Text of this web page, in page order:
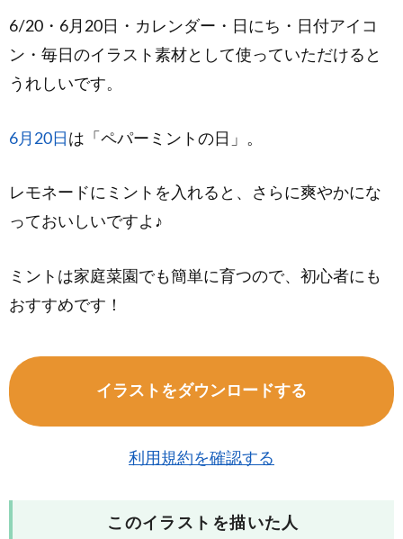
6/20・6月20日・カレンダー・日にち・日付アイコ
ン・毎日のイラスト素材として使っていただけると
うれしいです。
6月20日 は「ペパーミントの日」。
レモネードにミントを入れると、さらに爽やかにな
っておいしいですよ♪
ミントは家庭菜園でも簡単に育つので、初心者にも
おすすめです！
イラストをダウンロードする
利用規約を確認する
このイラストを描いた人